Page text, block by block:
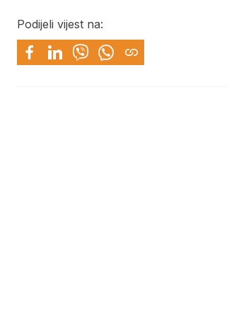
Podijeli vijest na: